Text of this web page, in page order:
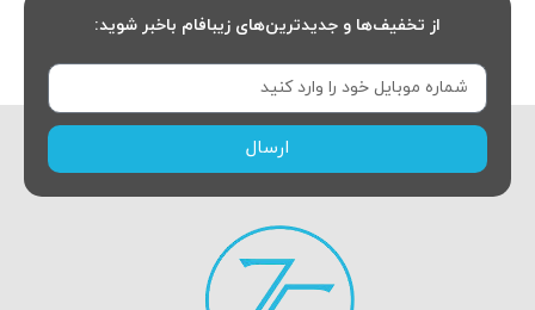
از تخفیف‌ها و جدیدترین‌های زیبافام باخبر شوید:
ارسال